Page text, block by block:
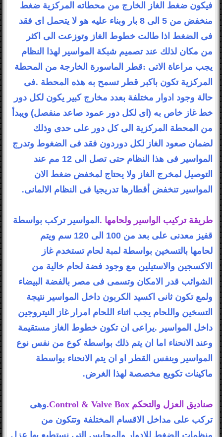
فيكون ضغط الغاز الخارج من محطاته المركزية ضغط
منخفض من 5 الى 8 بار
وبناء عليه هو لا يتحمل اى فقد
فى الضغط اذا طالت خطوط الغاز وتوزعت الى اكثر
من مكان لذلك عند تصميم شبكة المواسير لهذا النظام
يجب مراعاة الاتى :قطر الماسورة الخارجة من المحطة
المركزية تكون باكبر قطر تسمح به هذه المحطة .فى
حالة وجود ادوار مختلفة بعدد مخارج كبير يكون لكل دور
خط غاز خاص به (اى لكل دور عمود صاعد منفصل) ويبدأ
من المحطة المركزية الى كل دور على حدى وذلك
لضمان صعود الغاز لكل دور دون فقد فى الضغوط وتدرج
المواسير فى هذا النظام حتى تصل الى 12 مم عند
التوصيل لمخرج الغاز ولا يحتاج لمخفض ضغط الان
المواسير تنخفض أقطارها تدريجيا فى النظام الالمانى.
طريقة تركيب الواسير ولحامها .المواسير تركب بواسطة
قفيز معدنى على بعد من 100 الى 120 سم ويتم
لحامها بالتسخين بواسطة لمبة لحام تستخدم غاز
الاكسجين والاستيلين مع وجود فضة لحام خالية من
الشوائب قدر الامكان وتسمى فى مصر بالفضة البيضاء
ولمع تكون ثانى اكسيد الكربون داخل المواسير نتيجة
التسخين واللحام يجب اثناء اللحام امرار غاز النيتروجين
داخل المواسير .يراعى ان تكون خطوط الغاز مستقيمة
وعند الانحناء اما ان يتم ذلك بواسطة كوع من نفس نوع
المواسير وبنفس القطر او ان يتم الانحناء بواسطة
ماكينات تكويع مخصصة لهذا الغرض.
صناديق العزل والتحكم .Control & Valve Boxوهى
تركب على مداخل الاقسام المختلفة وتتكون من
منظمات الضغط للادوار والمحابس التى نستطيع بها عزل